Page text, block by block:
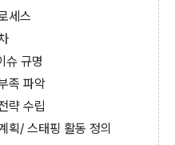
세스
슈 규명
족 파악
략 수립
획/ 스태핑 활동 정의